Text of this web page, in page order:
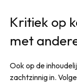
Kritiek op
met
Ook op de
zachtzinnig in.